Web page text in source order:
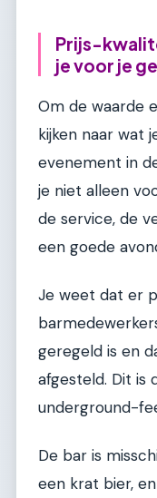
Prijs-
je voor je
Om de waarde
kijken naar wat
evenement in
je niet alleen
de service, de
een goede
Je weet dat er
geregeld is en
afgesteld. Dit is
underground-
De bar is
een krat bier,